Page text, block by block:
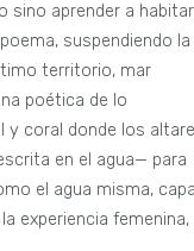
sino aprender a
suspendiendo la
territorio, mar
poética de lo
y coral donde los
en el agua— para
el agua misma,
experiencia femenina,